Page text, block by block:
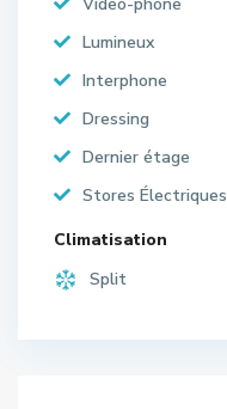
Lumineux
Interphone
Dressing
Dernier étage
Stores Électriques
Climatisation
Split